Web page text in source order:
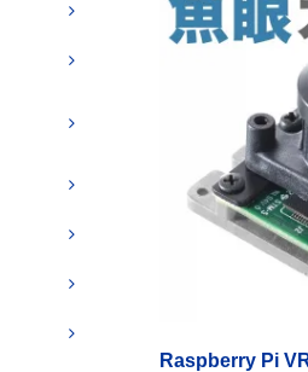
Raspberry Pi